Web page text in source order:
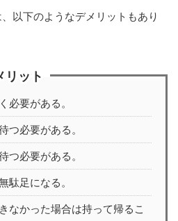
以下のようなデメリットもあり
リット
必要がある。
つ必要がある。
つ必要がある。
駄足になる。
なかった場合は持って帰るこ